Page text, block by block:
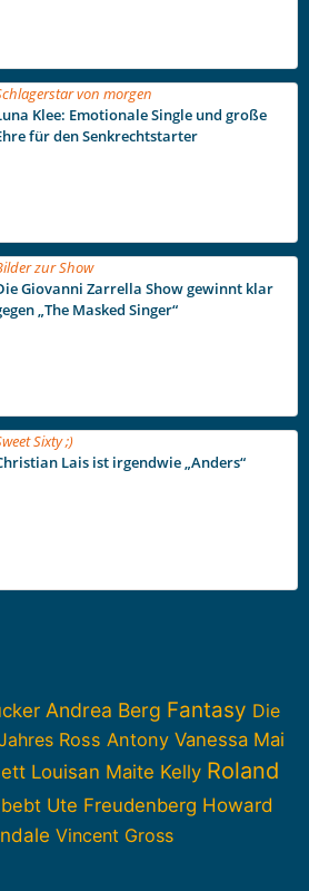
von morgen
Klee: Emotionale Single und große
für den Senkrechtstarter
zur Show
Giovanni Zarrella Show gewinnt klar
„The Masked Singer“
Sixty ;)
Lais ist irgendwie „Anders“
Andrea Berg Fantasy Die
Ross Antony Vanessa Mai
Louisan Maite Kelly Roland
Ute Freudenberg Howard
Vincent Gross